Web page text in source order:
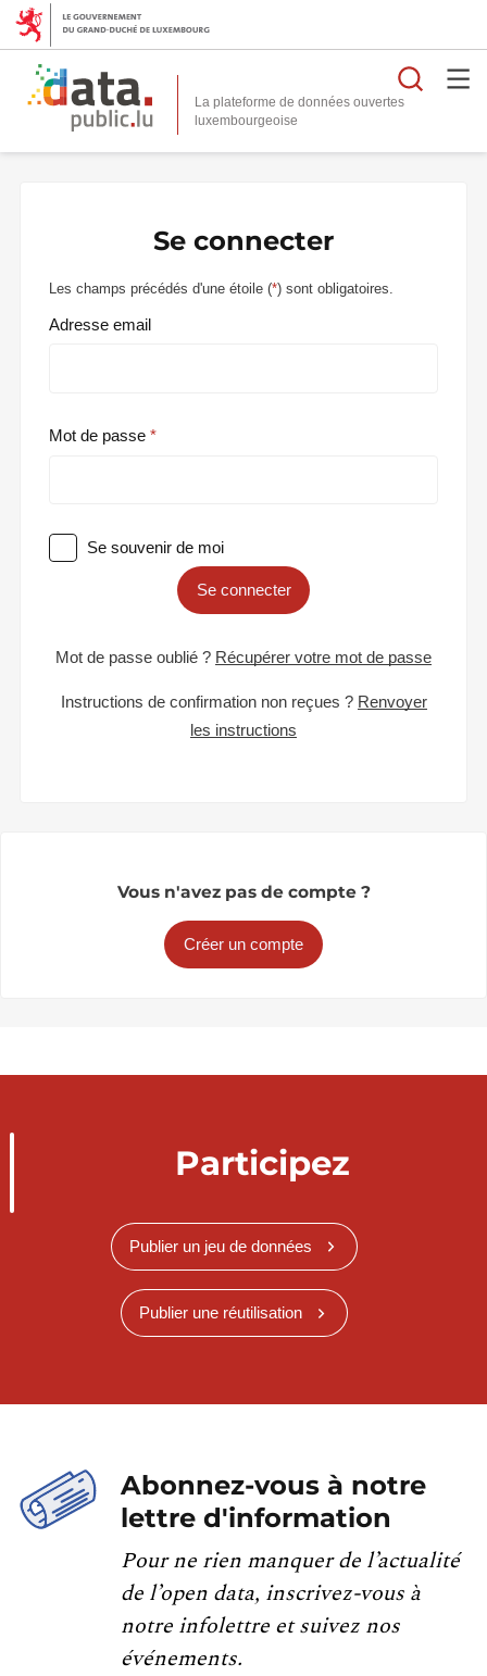
La plateforme de données ouvertes
Se connecter
Les champs précédés d'une étoile (*) sont obligatoires.
Adresse email
Mot de passe
Se souvenir de moi
Se connecter
Mot de passe oublié ? Récupérer votre mot de passe
Instructions de confirmation non reçues ? Renvoyer
les instructions
Vous n'avez pas de compte ?
Créer un compte
Participez
Publier un jeu de données
Publier une réutilisation
Abonnez-vous à notre
lettre d'information
Pour ne rien manquer de l’actualité
de l’open data, inscrivez-vous à
notre infolettre et suivez nos
événements.